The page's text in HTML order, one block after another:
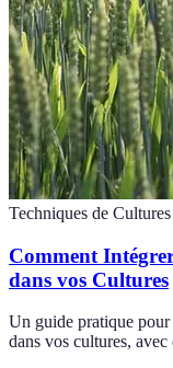
Techniques de
Comment
dans vos Cultures
Un guide pratique
dans vos cultures, avec